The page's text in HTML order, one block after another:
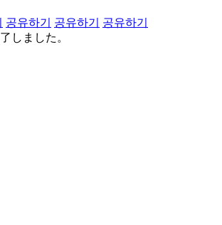
공유하기 공유하기
공유하기
しました。